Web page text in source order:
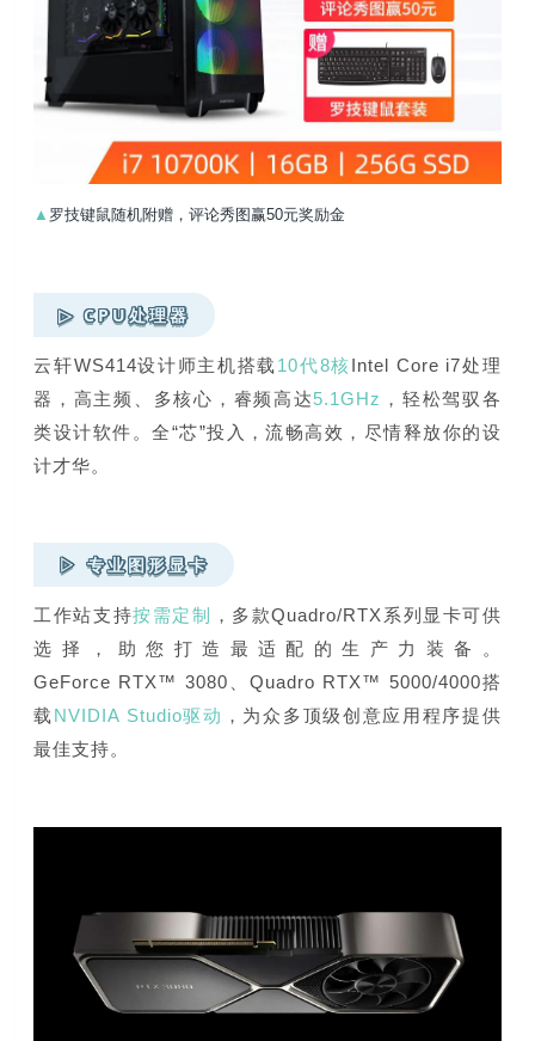
▲ 罗技键鼠随机附赠，评论秀图赢50元奖励金
▷ CPU处理器
云轩WS414设计师主机搭载 10代8核Intel Core i7处理
器，高主频、多核心，睿频高达5.1GHz ，轻松驾驭各
类设计软件。全“芯”投入，流畅高效，尽情释放你的设
计才华。
▷ 专业图形显卡
工作站支持按需定制
，多款Quadro/RTX系列显卡可供
选择，助您打造最适配的生产力装备。
GeForce RTX™ 3080、Quadro RTX™ 5000/4000搭
载 NVIDIA Studio驱动 ，为众多顶级创意应用程序提供
最佳支持。